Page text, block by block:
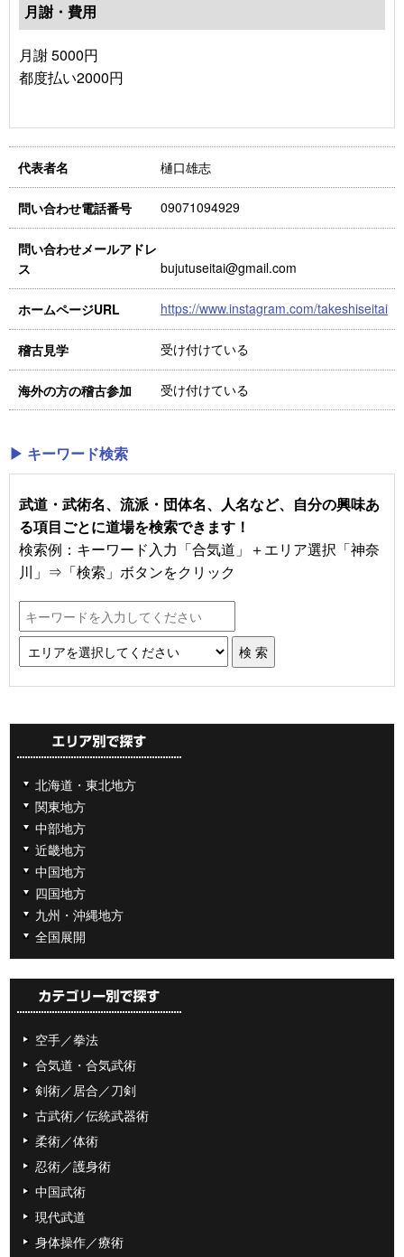
月謝・費用
月謝 5000円
都度払い2000円
代表者名 樋口雄志
問い合わせ電話番号 09071094929
問い合わせメールアドレ
ス
bujutuseitai@gmail.com
ホームページURL https://www.instagram.com/takeshiseitai
稽古見学 受け付けている
海外の方の稽古参加 受け付けている
▶ キーワード検索
武道・武術名、流派・団体名、人名など、自分の興味あ
る項目ごとに道場を検索できます！
検索例：キーワード入力「合気道」＋エリア選択「神奈
川」⇒「検索」ボタンをクリック
北海道・東北地方
関東地方
中部地方
近畿地方
中国地方
四国地方
九州・沖縄地方
全国展開
空手／拳法
合気道・合気武術
剣術／居合／刀剣
古武術／伝統武器術
柔術／体術
忍術／護身術
中国武術
現代武道
身体操作／療術